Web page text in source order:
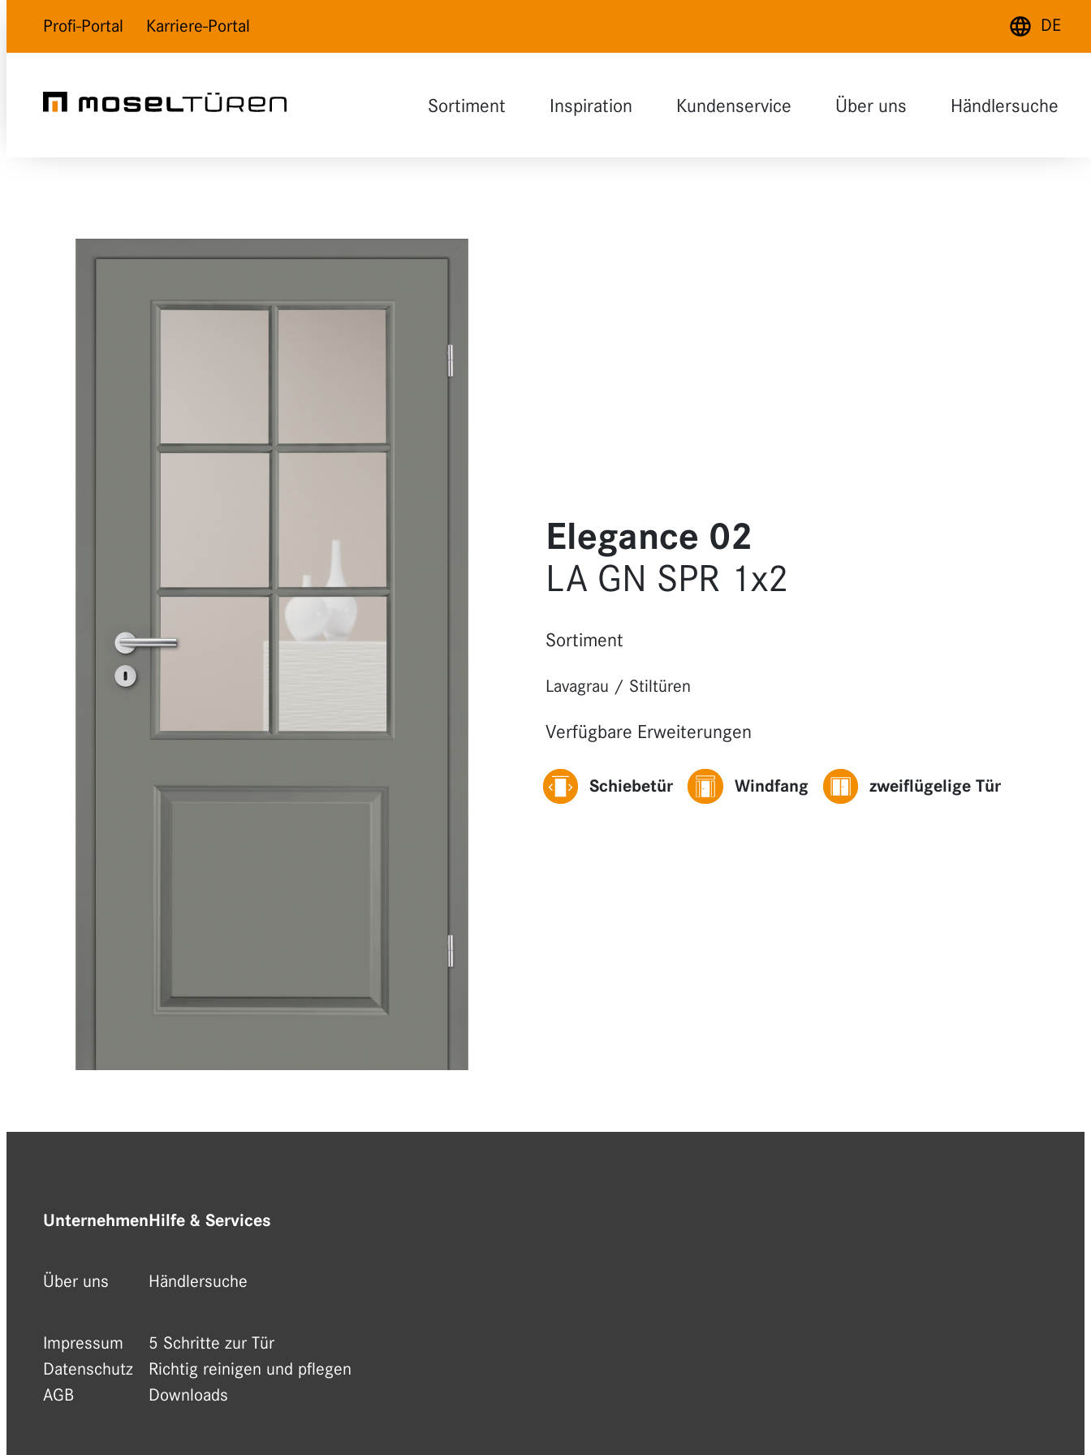
Profi-Portal Karriere-Portal DE
Sortiment
Erweiterungen
Inspiration
Kundenservice Über uns Händlersuche
Elegance 02
LA GN SPR 1x2
Sortiment
Lavagrau / Stiltüren
Verfügbare Erweiterungen
Schiebetür Windfang zweiflügelige Tür
Unternehmen
Über uns
Impressum
Datenschutz
AGB
Hilfe & Services
Händlersuche
5 Schritte zur Tür
Richtig reinigen und pflegen
Downloads